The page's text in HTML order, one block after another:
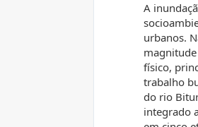
A
urbanos.
físico,
trabalho
do rio
integrado